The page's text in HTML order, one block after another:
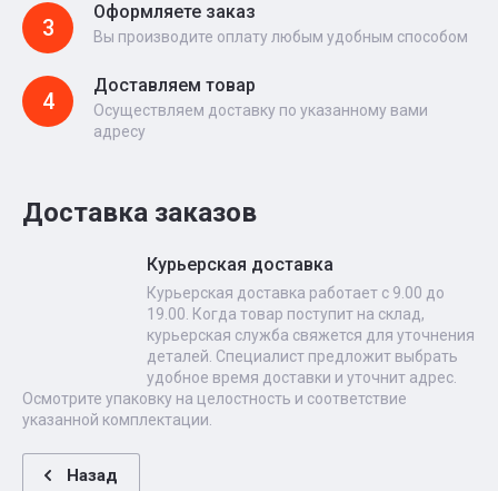
3
Оформляете заказ
Вы производите оплату любым удобным способом
4
Доставляем товар
Осуществляем доставку по указанному вами
адресу
Доставка заказов
Курьерская доставка
Курьерская доставка работает с 9.00 до
19.00. Когда товар поступит на склад,
курьерская служба свяжется для уточнения
деталей. Специалист предложит выбрать
удобное время доставки и уточнит адрес.
Осмотрите упаковку на целостность и соответствие
указанной комплектации.
Назад